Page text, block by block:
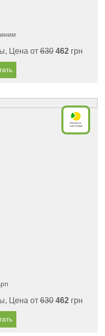
Цена от630 462грн
Цена от630 462грн